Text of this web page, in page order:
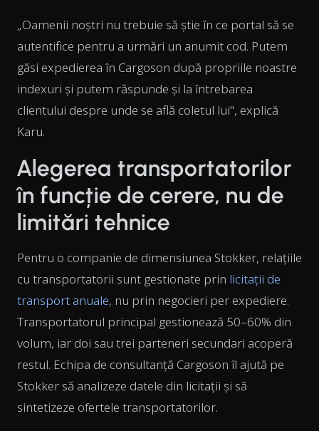
„Oamenii noștri nu trebuie să știe în ce portal să se
autentifice pentru a urmări un anumit cod. Putem
găsi expedierea în Cargoson după propriile noastre
indexuri și putem răspunde și la întrebarea
clientului despre unde se află coletul lui", explică
Karu.
Alegerea transportatorilor
în funcție de cerere, nu de
limitări tehnice
Pentru o companie de dimensiunea Stokker, relațiile
cu transportatorii sunt gestionate prin licitații de
transport anuale, nu prin negocieri per expediere.
Transportatorul principal gestionează 50–60% din
volum, iar doi sau trei parteneri secundari acoperă
restul. Echipa de consultanță Cargoson îl ajută pe
Stokker să analizeze datele din licitații și să
sintetizeze ofertele transportatorilor.